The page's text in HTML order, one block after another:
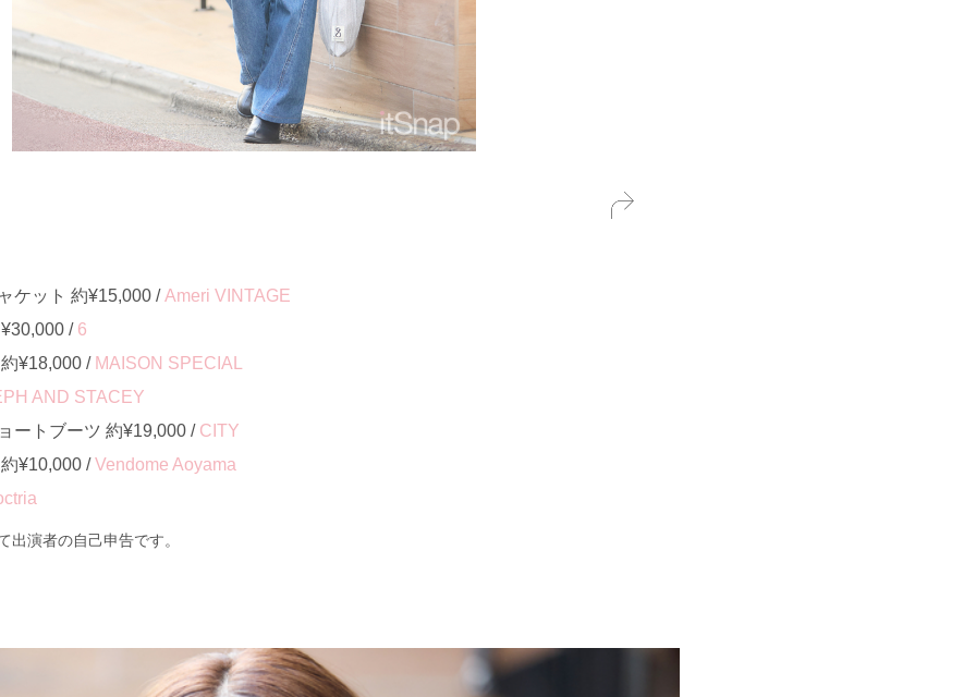
ケット 約¥15,000 /Ameri VINTAGE
/ 6
¥18,000 / MAISON SPECIAL
AND STACEY
ートブーツ 約¥19,000 / CITY
¥10,000 /Vendome Aoyama
演者の自己申告です。